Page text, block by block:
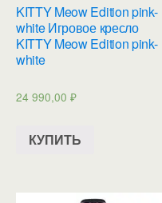
KITTY Meow Edition pink-
white Игровое кресло
KITTY Meow Edition pink-
white
24 990,00 ₽
КУПИТЬ